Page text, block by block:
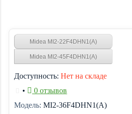
Midea MI2-22F4DHN1(A)
Midea MI2-45F4DHN1(A)
Доступность: Нет на складе
•
0 отзывов
Модель: MI2-36F4DHN1(A)